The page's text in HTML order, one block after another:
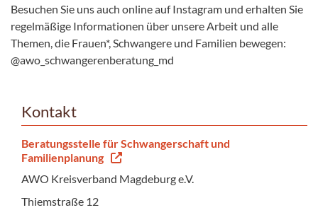
Besuchen Sie uns auch online auf Instagram und erhalten Sie
regelmäßige Informationen über unsere Arbeit und alle
Themen, die Frauen*, Schwangere und Familien bewegen:
@awo_schwangerenberatung_md
Kontakt
Beratungsstelle für Schwangerschaft und
Familienplanung
AWO Kreisverband Magdeburg e.V.
Thiemstraße 12